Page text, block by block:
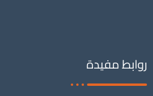
روابط مفيدة